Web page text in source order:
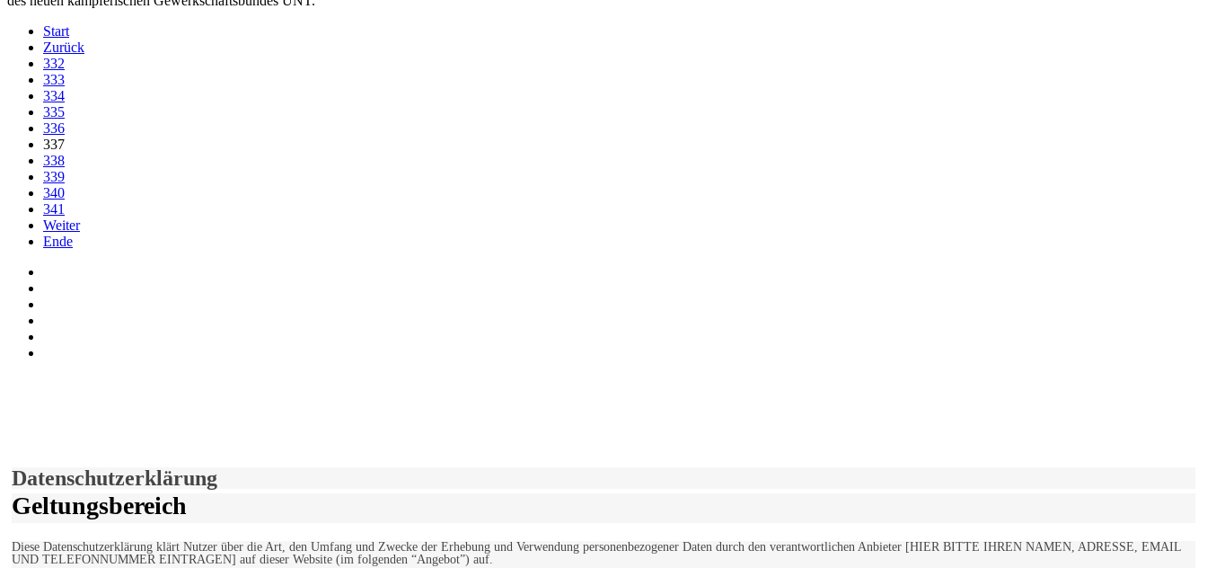
Start
Zurück
332
333
334
335
336
337
338
339
340
341
Weiter
Ende
Datenschutzerklärung
Geltungsbereich
Diese Datenschutzerklärung klärt Nutzer über die Art, den Umfang und Zwecke der Erhebung und Verwendung personenbezogener Daten durch den verantwortlichen Anbieter [HIER BITTE IHREN NAMEN, ADRESSE, EMAIL
UND TELEFONNUMMER EINTRAGEN] auf dieser Website (im folgenden “Angebot”) auf.